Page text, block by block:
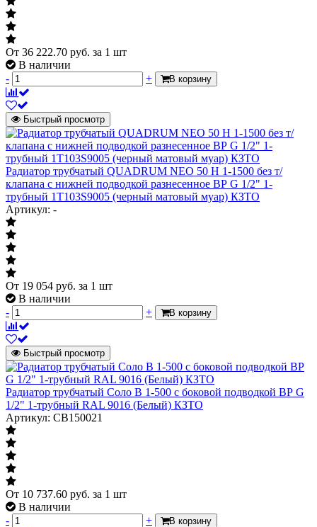
От 36 222.70 руб. за 1 шт
В наличии
-
+ В корзину
Быстрый просмотр
Радиатор трубчатый QUADRUM NEO 50 H 1-1500 без т/
клапана с нижней подводкой разнесенное ВР G 1/2" 1-
трубный 1T103S9005 (черный матовый муар) КЗТО
Артикул: -
От 19 054 руб. за 1 шт
В наличии
-
+ В корзину
Быстрый просмотр
Радиатор трубчатый Соло В 1-500 с боковой подводкой ВР G
1/2" 1-трубный RAL 9016 (Белый) КЗТО
Артикул: СВ150021
От 10 737.60 руб. за 1 шт
В наличии
-
+ В корзину